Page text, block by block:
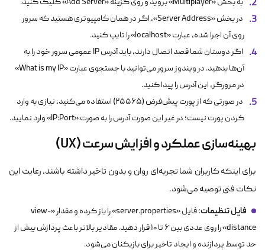
به بخش «Multiplayer» بروید و روی گزینه «Add Server» کلیک کنید.
در بخش «Server Address»، اگر در همان کامپیوتری هستید که سرور
روی آن اجرا شده، عبارت «localhost» را تایپ کنید.
اگر دوستان شما قصد اتصال دارند، باید آدرس IP عمومی سرور خود را به
آن‌ها بدهید. در ویندوز سرور می‌توانید با جستجوی عبارت «What is my IP»
در مرورگر، این آدرس را پیدا کنید.
در صورتی که از پورت پیش‌فرض (۲۵۵۶۵) استفاده می‌کنید، نیازی به وارد
کردن پورت نیست؛ در غیر این صورت آدرس را به صورت «IP:Port» وارد نمایید.
بهینه‌سازی عملکرد و افزایش سرعت (UX)
برای اینکه کاربران شما تجربه‌ای روان و بدون تاخیر داشته باشند، رعایت این
نکات فنی توصیه می‌شود.
فایل تنظیمات:
فایل «server.properties» را باز کرده و مقدار «view-
distance» را روی عددی بین ۶ تا ۱۰ قرار دهید. مقادیر بالاتر باعث پردازش بیش از
حد توسط پردازنده و ایجاد تاخیر برای بازیکنان می‌شود.